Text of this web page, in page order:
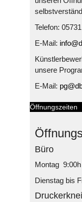
Telefon:
E-Mail:
unsere
E-Mail:
Öffnungszeiten
Büro
Montag 9:00h
Dienstag bis